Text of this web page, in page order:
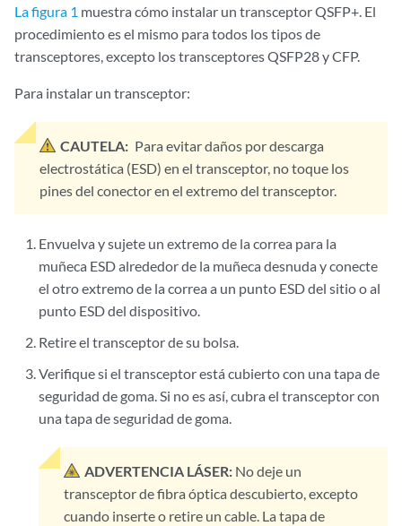
La figura 1 muestra cómo instalar un transceptor QSFP+. El
procedimiento es el mismo para todos los tipos de
transceptores, excepto los transceptores QSFP28 y CFP.
Para instalar un transceptor:
CAUTELA: Para evitar daños por descarga
electrostática (ESD) en el transceptor, no toque los
pines del conector en el extremo del transceptor.
Envuelva y sujete un extremo de la correa para la
muñeca ESD alrededor de la muñeca desnuda y conecte
el otro extremo de la correa a un punto ESD del sitio o al
punto ESD del dispositivo.
Retire el transceptor de su bolsa.
Verifique si el transceptor está cubierto con una tapa de
seguridad de goma. Si no es así, cubra el transceptor con
una tapa de seguridad de goma.
ADVERTENCIA LÁSER: No deje un
transceptor de fibra óptica descubierto, excepto
cuando inserte o retire un cable. La tapa de